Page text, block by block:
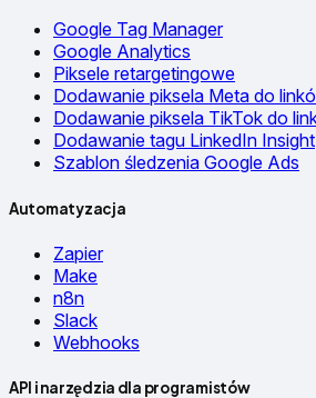
Google Tag Manager
Google Analytics
Piksele retargetingowe
Dodawanie piksela Meta do
Dodawanie piksela TikTok do
Dodawanie tagu LinkedIn Insight
Szablon śledzenia Google Ads
Automatyzacja
Zapier
Make
n8n
Slack
Webhooks
API i narzędzia dla programistów